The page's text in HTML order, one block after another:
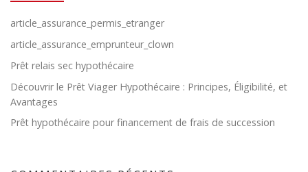
article_assurance_permis_etranger
article_assurance_emprunteur_clown
Prêt relais sec hypothécaire
Découvrir le Prêt Viager Hypothécaire : Principes, Éligibilité, et
Avantages
Prêt hypothécaire pour financement de frais de succession